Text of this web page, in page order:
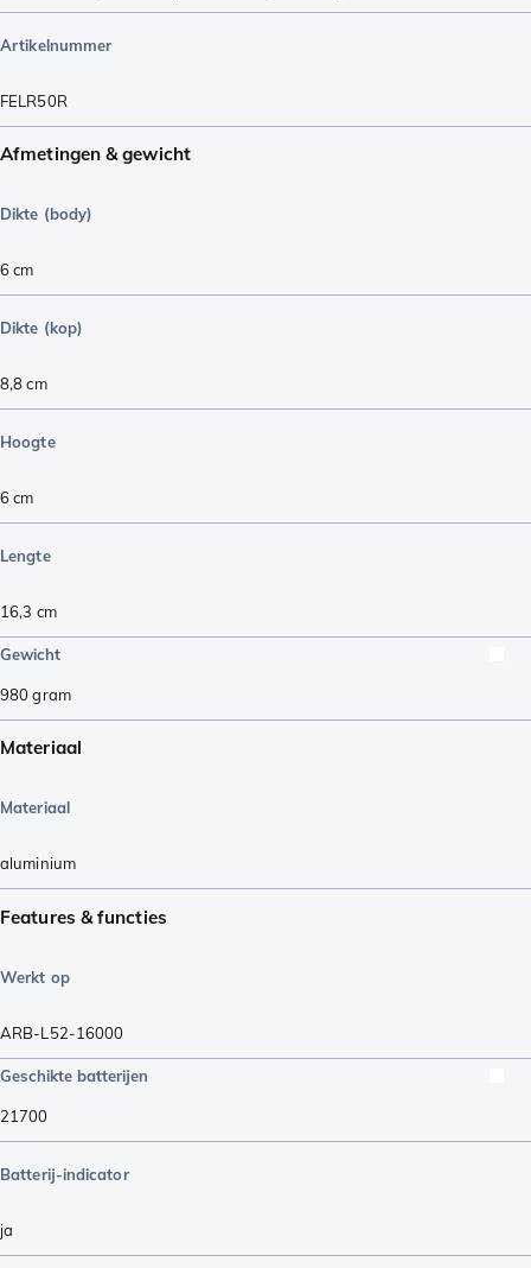
Artikelnummer
FELR50R
Afmetingen & gewicht
Dikte (body)
6cm
Dikte (kop)
8,8cm
Hoogte
6cm
Lengte
16,3 cm
Gewicht
980gram
Materiaal
Materiaal
aluminium
Features & functies
Werkt op
ARB-L52-16000
Geschikte batterijen
21700
Batterij-indicator
ja